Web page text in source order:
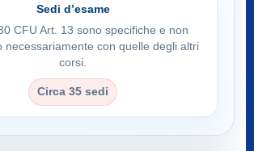
Sedi d’esame
CFU Art. 13 sono specifiche e non
necessariamente con quelle degli altri
corsi.
Circa 35 sedi